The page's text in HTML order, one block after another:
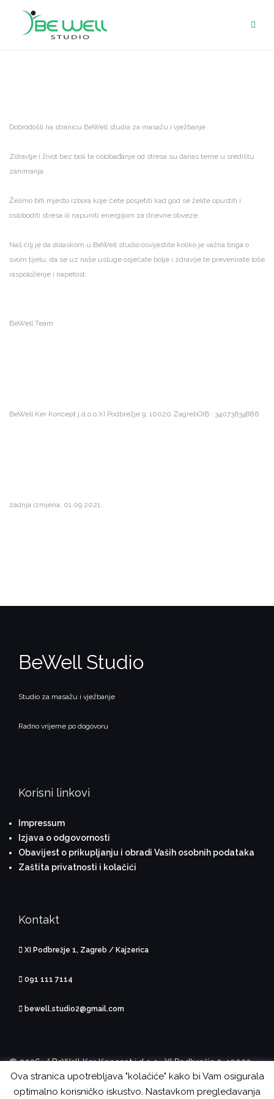
content
Dobrodošli na stranicu BeWell studia za masažu i vježbanje.
Zdravlje i život bez boli te oslobađanje od stresa su danas teme u središtu
zanimanja.
Želimo biti mjesto izbora koje ćete posjetiti kad god se želite opustiti i
osloboditi stresa ili napuniti energijom za dnevne obveze.
Naš cilj je da dolaskom u BeWell studio osvijestite koliko je važna briga o
svom tijelu, da se uz naše usluge osjećate bolje i zdravije te prevenirate loše
raspoloženje i napetost.
BeWell Team
BeWell Ker Koncept j.d.o.o.XI Podbrežje 9, 10020 ZagrebOIB : 34073634886
zadnja izmjena: 01.09.2021.
BeWell Studio
Studio za masažu i vježbanje
Radno vrijeme po dogovoru
Korisni linkovi
Impressum
Izjava o odgovornosti
Obavijest o prikupljanju i obradi Vaših osobnih podataka
Zaštita privatnosti i kolačići
Kontakt
XI Podbrežje 1, Zagreb / Kajzerica
091 111 7114
bewell.studio2@gmail.com
© 2026. / BeWell Ker Koncept j.d.o.o., XI Podbrežje 9, 10020
Zagreb, OIB: 34073634886
Theme byColorlibPowered byWordPress
Ova stranica upotrebljava "kolačiće" kako bi Vam osigurala
optimalno korisničko iskustvo. Nastavkom pregledavanja